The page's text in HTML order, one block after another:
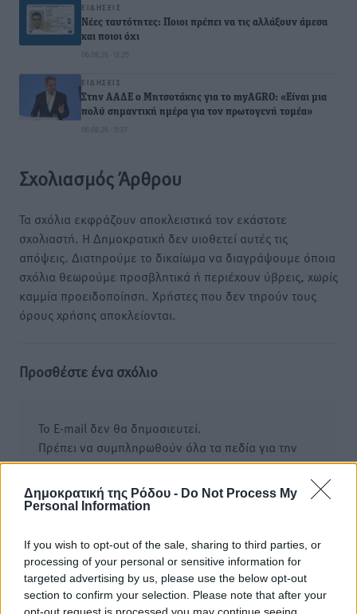
Δημοκρατική της Ρόδου - Do Not Process My
Personal Information
If you wish to opt-out of the sale, sharing to third parties, or
processing of your personal or sensitive information for
targeted advertising by us, please use the below opt-out
section to confirm your selection. Please note that after your
opt-out request is processed you may continue seeing
ΕΙΔΉΣΕΙΣ
Νέες ταυτότητες: Ποιοι πρέπει να τις αλλάξουν άμεσα
και ποιοι όχι
06.08.26 · 13:25
ΕΙΔΉΣΕΙΣ
Στην ΑΑΔΕ ο Μητσοτάκης για το myAGRO: «Είναι μια
πολύ σημαντική ημέρα για τον πρωτογενή τομέα»
06.08.26 · 11:37
Σχολιασμός Άρθρου
Τα σχόλια εκφράζουν αποκλειστικά τον εκάστοτε
σχολιαστή. Η Δημοκρατική δεν υιοθετεί αυτές τις
απόψεις. Διατηρούμε το δικαίωμα να διαγράψουμε όποια
σχόλια θεωρούμε προσβλητικά ή περιέχουν ύβρεις, χωρίς
καμμία προειδοποίηση. Χρήστες που δεν τηρούν τους
όρους χρήσης αποκλείονται.
Προσθέστε ένα σχόλιο
Το E-mail δεν θα δημοσιευτεί.
Πρέπει να συμπληρωθούν όλα τα πεδία για την
υποβολή του σχολίου.
Όνοματεπώνυμο
Φύλαξε τα στοιχεία μου για την επόμενη φορά.